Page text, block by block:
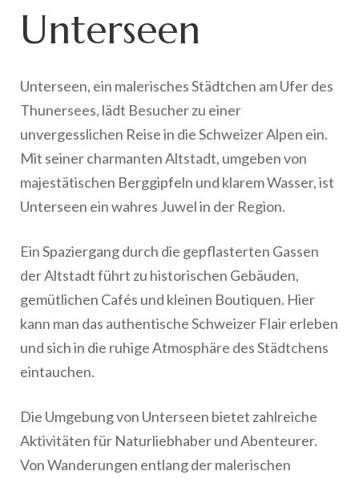
Unterseen
Unterseen, ein malerisches Städtchen am Ufer des
Thunersees, lädt Besucher zu einer
unvergesslichen Reise in die Schweizer Alpen ein.
Mit seiner charmanten Altstadt, umgeben von
majestätischen Berggipfeln und klarem Wasser, ist
Unterseen ein wahres Juwel in der Region.
Ein Spaziergang durch die gepflasterten Gassen
der Altstadt führt zu historischen Gebäuden,
gemütlichen Cafés und kleinen Boutiquen. Hier
kann man das authentische Schweizer Flair erleben
und sich in die ruhige Atmosphäre des Städtchens
eintauchen.
Die Umgebung von Unterseen bietet zahlreiche
Aktivitäten für Naturliebhaber und Abenteurer.
Von Wanderungen entlang der malerischen